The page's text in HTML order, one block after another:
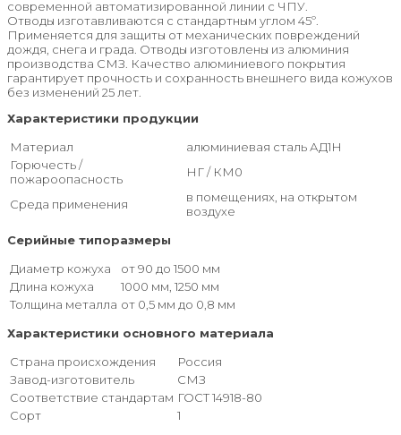
современной автоматизированной линии с ЧПУ.
Отводы изготавливаются с стандартным углом 45º.
Применяется для защиты от механических повреждений
дождя, снега и града. Отводы изготовлены из алюминия
производства СМЗ. Качество алюминиевого покрытия
гарантирует прочность и сохранность внешнего вида кожухов
без изменений 25 лет.
Характеристики продукции
Материал
алюминиевая сталь АД1Н
Горючесть /
пожароопасность
НГ / КМ0
Среда применения
в помещениях, на открытом
воздухе
Серийные типоразмеры
Диаметр кожуха
от 90 до 1500 мм
Длина кожуха
1000 мм, 1250 мм
Толщина металла от 0,5 мм до 0,8 мм
Характеристики основного материала
Страна происхождения
Россия
Завод-изготовитель
СМЗ
Соответствие стандартам ГОСТ 14918-80
Сорт
1